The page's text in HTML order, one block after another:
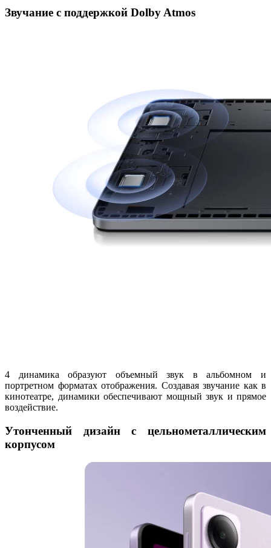
Звучание с поддержкой Dolby Atmos
4 динамика образуют объемный звук в альбомном и
портретном форматах отображения. Создавая звучание как в
кинотеатре, динамики обеспечивают мощный звук и прямое
воздействие.
Утонченный дизайн с цельнометаллическим
корпусом